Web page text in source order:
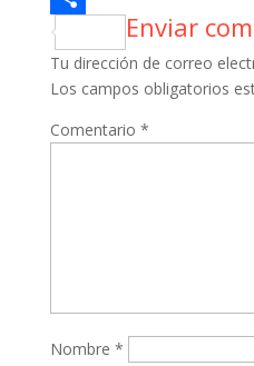
Enviar
Tu dirección de correo
Los campos obligatorios
Comentario *
Nombre *